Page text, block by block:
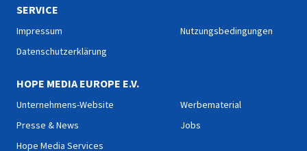
SERVICE
Impressum
Datenschutzerklärung
Nutzungsbedingungen
HOPE MEDIA EUROPE E.V.
Unternehmens-Website
Presse & News
Hope Media Services
Werbematerial
Jobs